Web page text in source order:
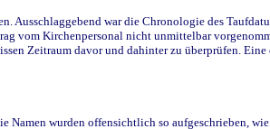
Ausschlaggebend war die Chronologie des
vom Kirchenpersonal nicht unmittelbar
Zeitraum davor und dahinter zu überprüfen.
wurden offensichtlich so aufgeschrieben,